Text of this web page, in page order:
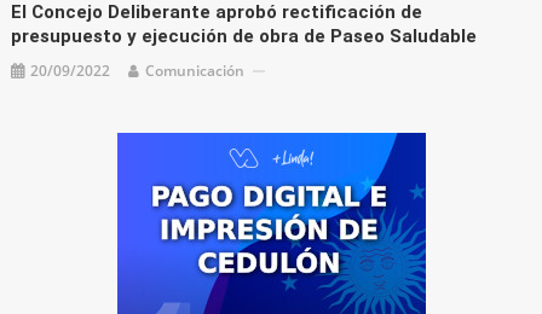
El Concejo Deliberante aprobó rectificación de
presupuesto y ejecución de obra de Paseo Saludable
20/09/2022 Comunicación